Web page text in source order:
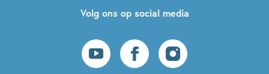
Volg ons op social media